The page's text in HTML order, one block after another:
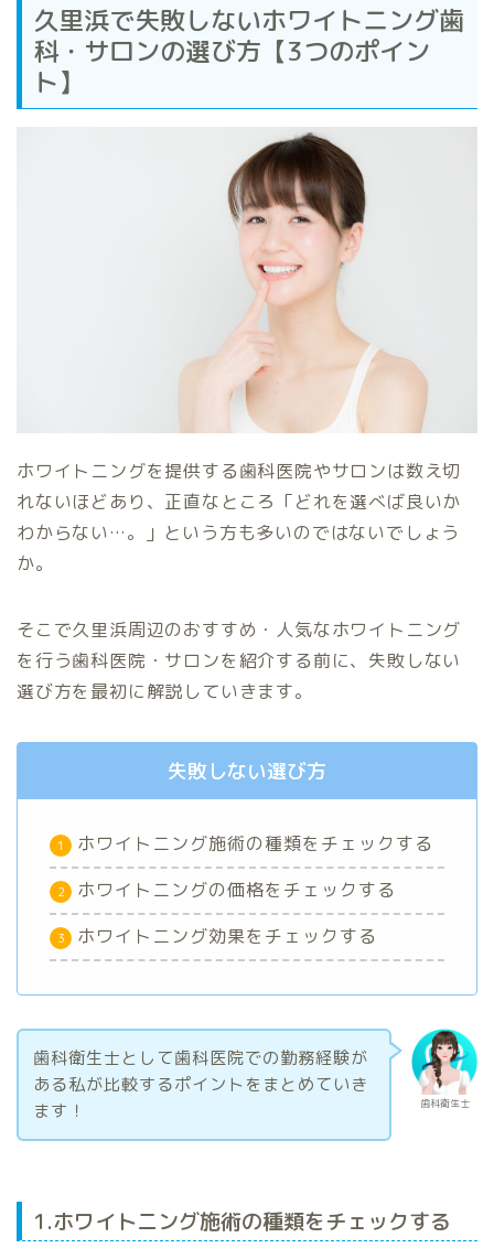
久里浜で失敗しないホワイトニング歯
科・サロンの選び方【3つのポイン
ト】
ホワイトニングを提供する歯科医院やサロンは数え切
れないほどあり、正直なところ「どれを選べば良いか
わからない…。」という方も多いのではないでしょう
か。
そこで久里浜周辺のおすすめ・人気なホワイトニング
を行う歯科医院・サロンを紹介する前に、失敗しない
選び方を最初に解説していきます。
失敗しない選び方
ホワイトニング施術の種類をチェックする
ホワイトニングの価格をチェックする
ホワイトニング効果をチェックする
歯科衛生士
歯科衛生士として歯科医院での勤務経験が
ある私が比較するポイントをまとめていき
ます！
1.ホワイトニング施術の種類をチェックする